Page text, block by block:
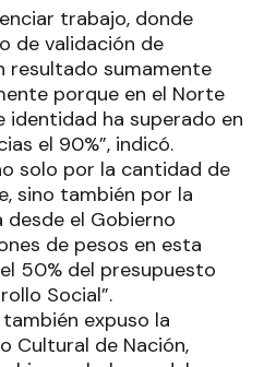
trabajo, donde
de validación de
resultado sumamente
porque en el Norte
identidad ha superado en
el 90%”, indicó.
solo por la cantidad de
sino también por la
desde el Gobierno
de pesos en esta
50% del presupuesto
Social”.
expuso la
Cultural de Nación,